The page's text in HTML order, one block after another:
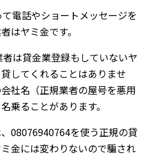
電話やショートメッセージを
はヤミ金です。
は貸金業登録もしていないヤ
してくれることはありませ
社名（正規業者の屋号を悪用
乗ることがあります。
08076940764を使う正規の貸
金には変わりないので騙され